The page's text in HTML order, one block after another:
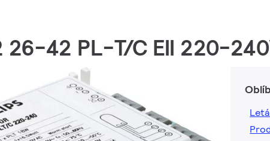
26-42 PL-T/C EII 220-